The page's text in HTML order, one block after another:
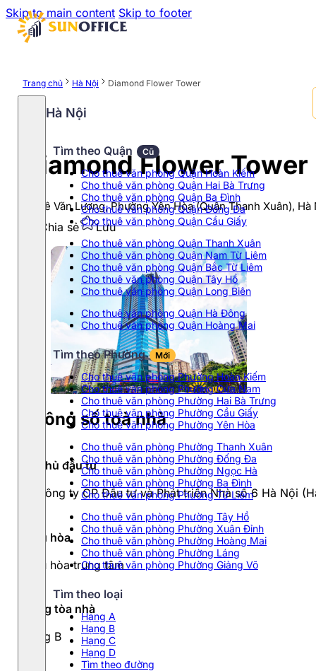
Skip to main content Skip to footer
Hà Nội
Tìm theo Quận Cũ
Cho thuê văn phòng Quận Hoàn Kiếm
Cho thuê văn phòng Quận Hai Bà Trưng
Cho thuê văn phòng Quận Ba Đình
Cho thuê văn phòng Quận Đống Đa
Cho thuê văn phòng Quận Cầu Giấy
Cho thuê văn phòng Quận Thanh Xuân
Cho thuê văn phòng Quận Nam Từ Liêm
Cho thuê văn phòng Quận Bắc Từ Liêm
Cho thuê văn phòng Quận Tây Hồ
Cho thuê văn phòng Quận Long Biên
Cho thuê văn phòng Quận Hà Đông
Cho thuê văn phòng Quận Hoàng Mai
Tìm theo Phường Mới
Cho thuê văn phòng Phường Hoàn Kiếm
Cho thuê văn phòng Phường Cửa Nam
Cho thuê văn phòng Phường Hai Bà Trưng
Cho thuê văn phòng Phường Cầu Giấy
Cho thuê văn phòng Phường Yên Hòa
Cho thuê văn phòng Phường Thanh Xuân
Cho thuê văn phòng Phường Đống Đa
Cho thuê văn phòng Phường Ngọc Hà
Cho thuê văn phòng Phường Ba Đình
Cho thuê văn phòng Phường Từ Liêm
Cho thuê văn phòng Phường Tây Hồ
Cho thuê văn phòng Phường Xuân Đỉnh
Cho thuê văn phòng Phường Hoàng Mai
Cho thuê văn phòng Phường Láng
Cho thuê văn phòng Phường Giảng Võ
Tìm theo loại
Hạng A
Hạng B
Hạng C
Hạng D
Tìm theo đường
Trang chủ Hà Nội Diamond Flower Tower
Diamond Flower Tower
48 Lê Văn Lương, Phường Yên Hòa (Quận Thanh Xuân), Hà
Chia sẻ Lưu
Thông số toà nhà
Chủ đầu tư
Công ty CP Đầu tư và Phát triển Nhà số 6 Hà Nội
Điều hòa
Điều hòa trung tâm
Hạng tòa nhà
Hạng B